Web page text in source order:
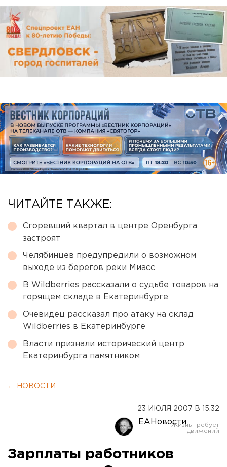
ЧИТАЙТЕ ТАКЖЕ:
Сгоревший квартал в центре Оренбурга
застроят
Челябинцев предупредили о возможном
выходе из берегов реки Миасс
В Wildberries рассказали о судьбе товаров на
горящем складе в Екатеринбурге
Очевидец рассказал про атаку на склад
Wildberries в Екатеринбурге
Власти признали исторический центр
Екатеринбурга памятником
← НОВОСТИ
23 ИЮЛЯ 2007 В 15:32
ЕАНовости
Зарплаты работников